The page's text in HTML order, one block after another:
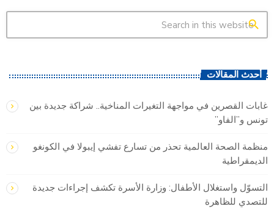
search
أحدث المقالات
غابات القصرين في مواجهة التغيرات المناخية.. شراكة جديدة بين
تونس و”الفاو”
منظمة الصحة العالمية تحذر من تسارع تفشي إيبولا في الكونغو
الديمقراطية
التسوّل واستغلال الأطفال: وزارة الأسرة تكشف إجراءات جديدة
للتصدي للظاهرة